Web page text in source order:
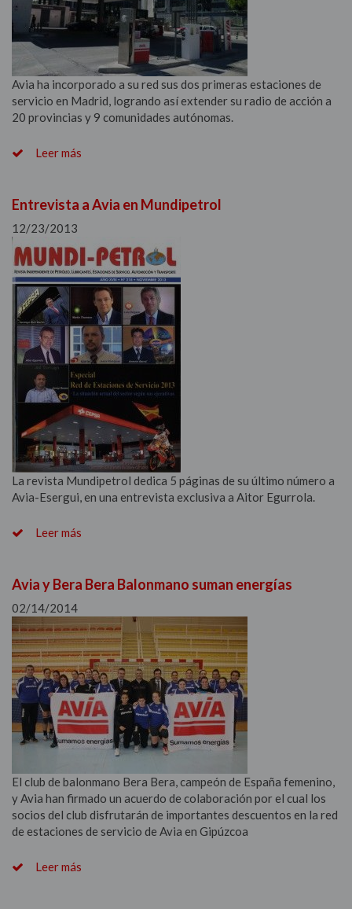
Avia ha incorporado a su red sus dos primeras estaciones de
servicio en Madrid, logrando así extender su radio de acción a
20 provincias y 9 comunidades autónomas.
Leer más
Entrevista a Avia en Mundipetrol
12/23/2013
La revista Mundipetrol dedica 5 páginas de su último número a
Avia-Esergui, en una entrevista exclusiva a Aitor Egurrola.
Leer más
Avia y Bera Bera Balonmano suman energías
02/14/2014
El club de balonmano Bera Bera, campeón de España femenino,
y Avia han firmado un acuerdo de colaboración por el cual los
socios del club disfrutarán de importantes descuentos en la red
de estaciones de servicio de Avia en Gipúzcoa
Leer más